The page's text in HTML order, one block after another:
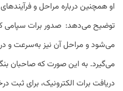
او همچنین درباره مراحل و
توضیح می‌دهد: صدور برات سپامی
می‌شود و مراحل آن نیز به‌سرعت و
می‌گیرد. به این صورت که صاحبان
دریافت برات الکترونیک، برای ثبت